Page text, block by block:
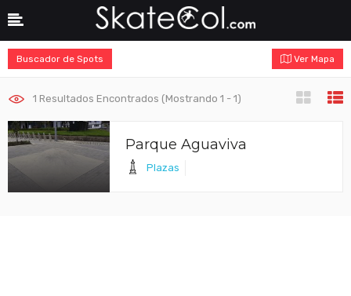
Buscador de Spots Ver Mapa
1 Resultados Encontrados (Mostrando 1 - 1)
Parque Aguaviva
Plazas